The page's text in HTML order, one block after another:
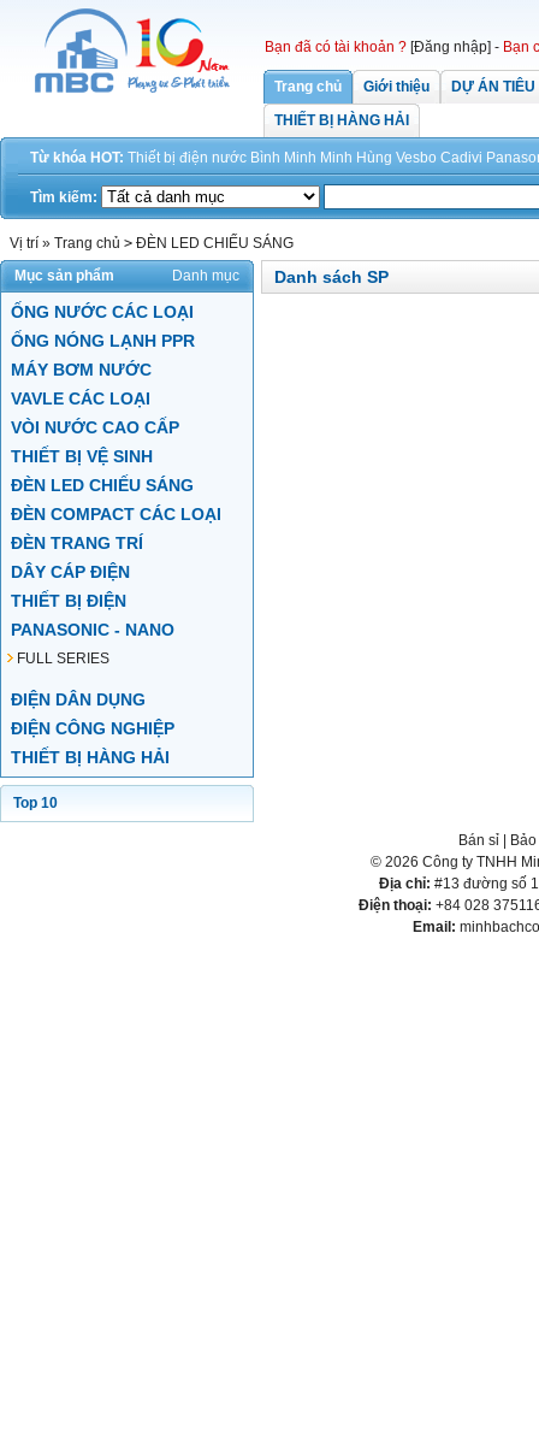
Bạn đã có tài khoản ? [Đăng nhập] - Bạn
Trang chủ Giới thiệu
DỰ ÁN
THIẾT BỊ HÀNG HẢI
Từ khóa HOT: Thiết bị điện nước Bình Minh Minh Hùng Vesbo Cadivi
Tìm kiếm:
Vị trí » Trang chủ > ĐÈN LED CHIẾU SÁNG
Mục sản phẩm
Danh mục
ỐNG NƯỚC CÁC LOẠI
ỐNG NÓNG LẠNH PPR
MÁY BƠM NƯỚC
VAVLE CÁC LOẠI
VÒI NƯỚC CAO CẤP
THIẾT BỊ VỆ SINH
ĐÈN LED CHIẾU SÁNG
ĐÈN COMPACT CÁC LOẠI
ĐÈN TRANG TRÍ
DÂY CÁP ĐIỆN
THIẾT BỊ ĐIỆN
PANASONIC - NANO
FULL SERIES
ĐIỆN DÂN DỤNG
ĐIỆN CÔNG NGHIỆP
THIẾT BỊ HÀNG HẢI
Top 10
Danh sách SP
Bán sỉ
© 2026 Công ty TNHH
Địa chỉ: #13 đường số
Điện thoại: +84 028
Email: